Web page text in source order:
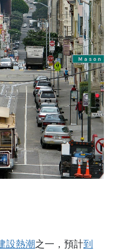
設熱潮之一，預計到